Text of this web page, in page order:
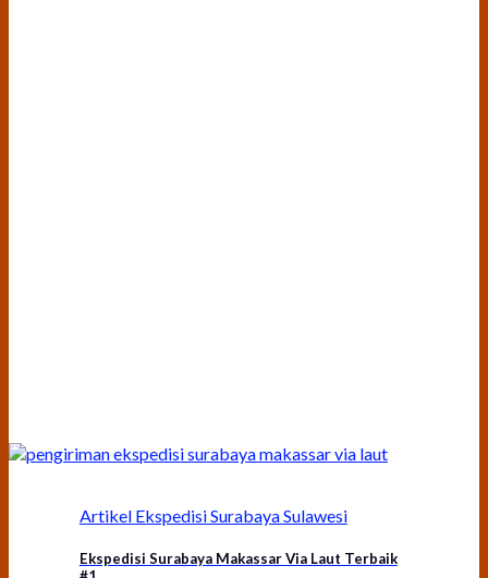
Artikel Ekspedisi Surabaya Sulawesi
Ekspedisi Surabaya Makassar Via Laut Terbaik